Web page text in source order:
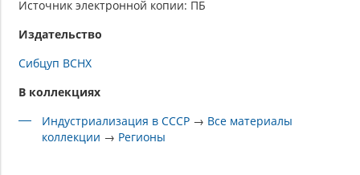
Источник электронной копии: ПБ
Издательство
Сибцуп ВСНХ
В коллекциях
Индустриализация в СССР → Все материалы
коллекции → Регионы